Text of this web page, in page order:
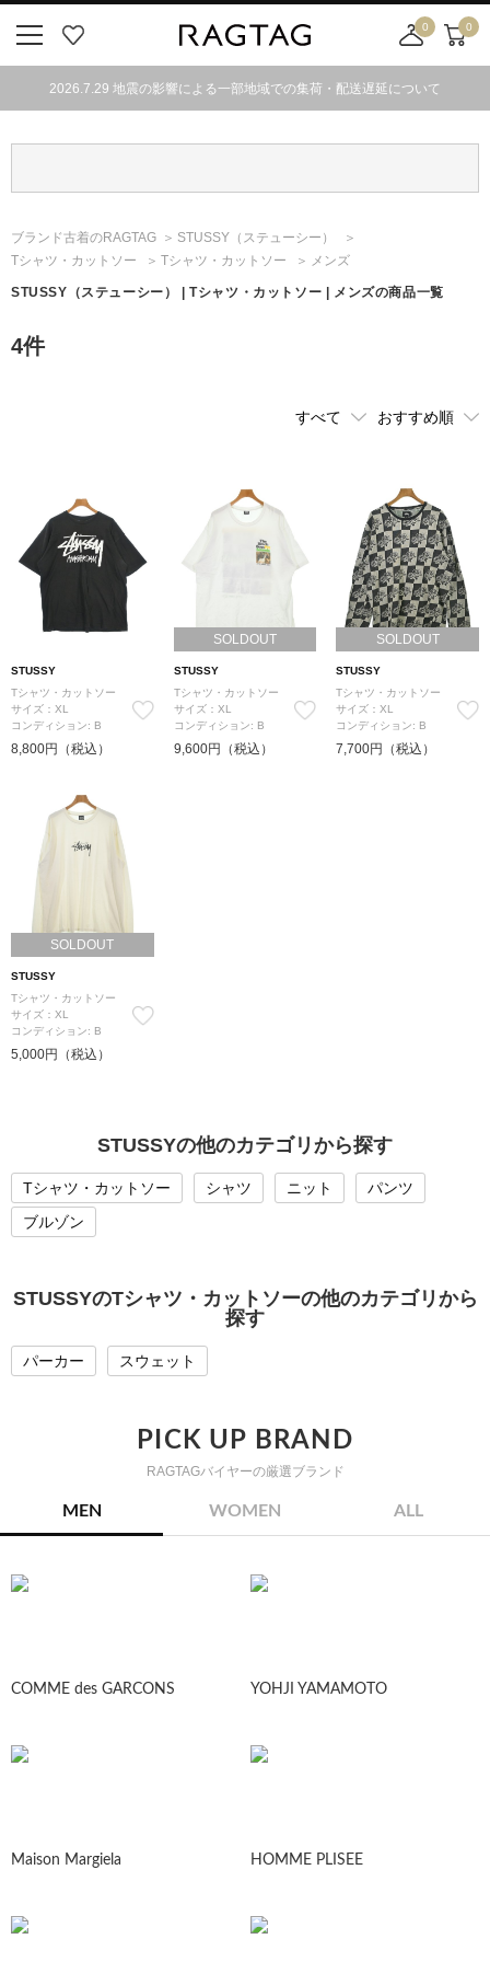
気
0
舗
カ
0
2026.7.29 地震の影響による一部地域での集荷・配送遅延について
ブランド古着のRAGTAG STUSSY （ステューシー）
Tシャツ・カットソー
Tシャツ・カットソー メンズ
STUSSY （ステューシー） | Tシャツ・カットソー | メンズの商品一覧
4件
STUSSY
Tシャツ・カットソー
サイズ：XL
コンディション: B
8,800円（税込）
SOLDOUT
STUSSY
Tシャツ・カットソー
サイズ：XL
コンディション: B
9,600円（税込）
SOLDOUT
STUSSY
Tシャツ・カットソー
サイズ：XL
コンディション: B
7,700円（税込）
SOLDOUT
STUSSY
Tシャツ・カットソー
サイズ：XL
コンディション: B
5,000円（税込）
STUSSYの他のカテゴリから探す
Tシャツ・カットソー シャツ ニット
パンツ
ブルゾン
STUSSYのTシャツ・カットソーの他のカテゴリから
探す
パーカー スウェット
PICK UP BRAND
RAGTAGバイヤーの厳選ブランド
MEN WOMEN ALL
COMME des GARCONS YOHJI YAMAMOTO
Maison Margiela HOMME PLISEE